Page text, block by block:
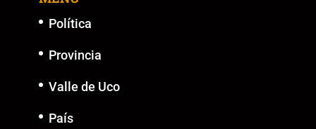
Política
Provincia
Valle de Uco
País